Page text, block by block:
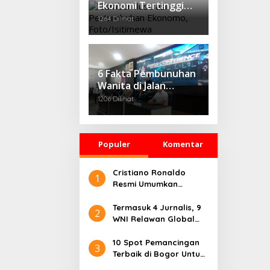
Ekonomi Tertinggi
dalam 13 Tahun,
Profesor IPB
Tawarkan Konsep
‘Growth Through
Equity’
1264 Dilihat
6 Fakta Pembunuhan
Wanita di Jalan
Sholeh Iskandar
Bogor, Korban
Dicekik Dasi hingga
Jasadnya Dibuang
1206 Dilihat
Populer Komentar
1
Cristiano Ronaldo
Resmi Umumkan
Portugal
2
Termasuk 4 Jurnalis, 9
WNI Relawan Global
Penahanan Israel
3
10 Spot Pemancingan
Terbaik di Bogor Untuk